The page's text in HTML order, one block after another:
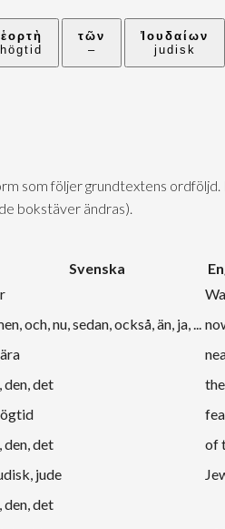
ἑορτὴ
högtid
τῶν
–
Ἰουδαίων
judisk
som följer grundtextens
bokstäver ändras).
Svenska
och, nu, sedan, också, än, ja, ...
den, det the
den, det of
jude
den, det